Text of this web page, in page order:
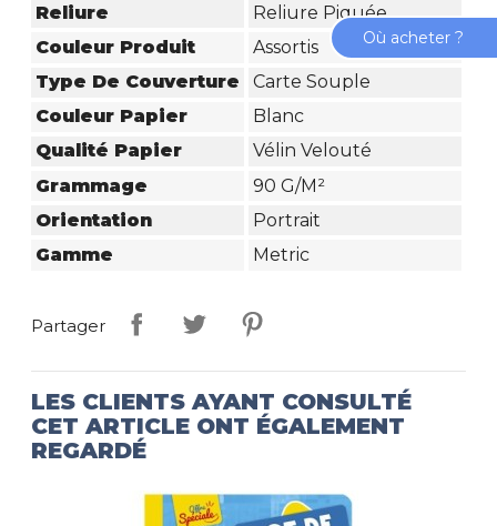
Reliure
Reliure Piquée
Couleur Produit
Assortis
Type De Couverture
Carte Souple
Couleur Papier
Blanc
Qualité Papier
Vélin Velouté
Grammage
90 G/m²
Orientation
Portrait
Gamme
Metric
Partager
LES CLIENTS AYANT CONSULTÉ
CET ARTICLE ONT ÉGALEMENT
REGARDÉ
Où acheter ?